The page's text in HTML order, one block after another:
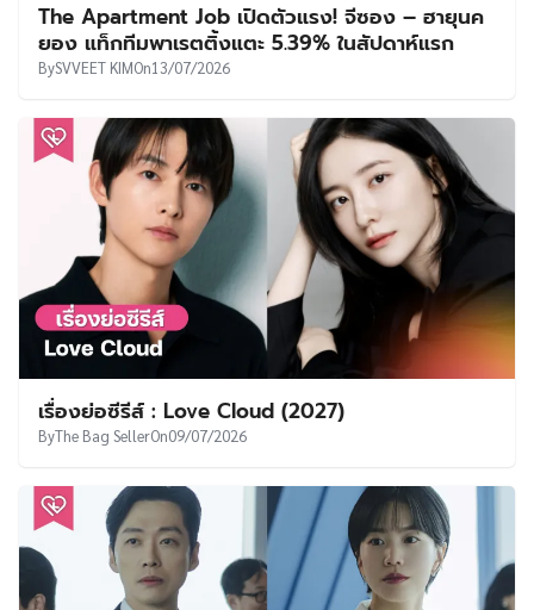
The Apartment Job เปิดตัวแรง! จีซอง – ฮายุนค
ยอง แท็กทีมพาเรตติ้งแตะ 5.39% ในสัปดาห์แรก
BySVVEET KIMOn13/07/2026
เรื่องย่อซีรีส์ : Love Cloud (2027)
ByThe Bag SellerOn09/07/2026